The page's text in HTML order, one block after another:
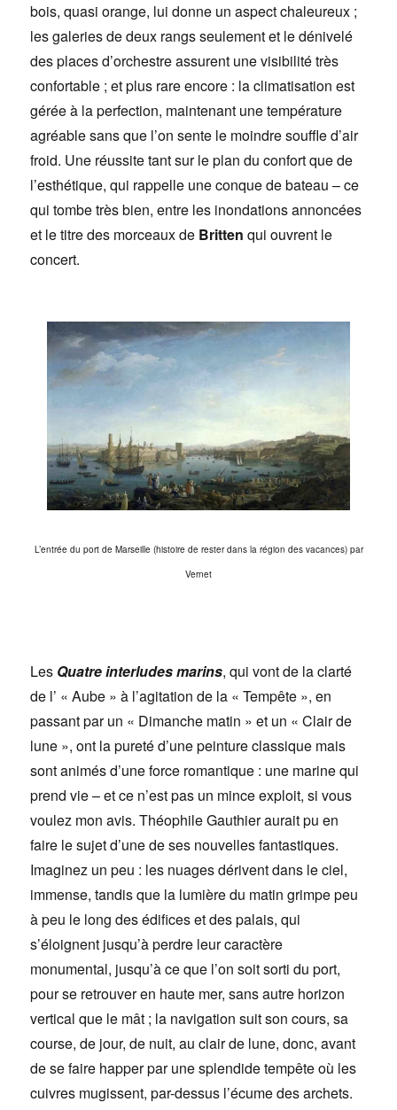
bois, quasi orange, lui donne un aspect chaleureux ;
les galeries de deux rangs seulement et le dénivelé
des places d’orchestre assurent une visibilité très
confortable ; et plus rare encore : la climatisation est
gérée à la perfection, maintenant une température
agréable sans que l’on sente le moindre souffle d’air
froid. Une réussite tant sur le plan du confort que de
l’esthétique, qui rappelle une conque de bateau – ce
qui tombe très bien, entre les inondations annoncées
et le titre des morceaux de Britten qui ouvrent le
concert.
L’entrée du port de Marseille (histoire de rester dans la région des vacances) par
Vernet
Les Quatre interludes marins, qui vont de la clarté
de l’ « Aube » à l’agitation de la « Tempête », en
passant par un « Dimanche matin » et un « Clair de
lune », ont la pureté d’une peinture classique mais
sont animés d’une force romantique : une marine qui
prend vie – et ce n’est pas un mince exploit, si vous
voulez mon avis. Théophile Gauthier aurait pu en
faire le sujet d’une de ses nouvelles fantastiques.
Imaginez un peu : les nuages dérivent dans le ciel,
immense, tandis que la lumière du matin grimpe peu
à peu le long des édifices et des palais, qui
s’éloignent jusqu’à perdre leur caractère
monumental, jusqu’à ce que l’on soit sorti du port,
pour se retrouver en haute mer, sans autre horizon
vertical que le mât ; la navigation suit son cours, sa
course, de jour, de nuit, au clair de lune, donc, avant
de se faire happer par une splendide tempête où les
cuivres mugissent, par-dessus l’écume des archets.